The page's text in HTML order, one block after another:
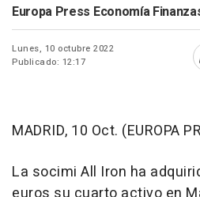
Europa Press Economía
Lunes, 10 octubre 2022
Publicado: 12:17
MADRID, 10 Oct. (EUROPA
La socimi All Iron ha